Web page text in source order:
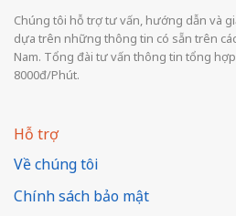
Chúng tôi hỗ trợ tư vấn, hướng dẫn và
dựa trên những thông tin có sẵn trên
Nam. Tổng đài tư vấn thông tin tổng
8000đ/Phút.
Hỗ trợ
Về chúng tôi
Chính sách bảo mật